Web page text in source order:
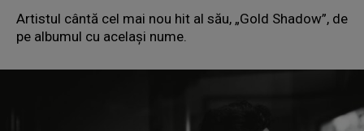
Artistul cântă cel mai nou hit al său, „Gold Shadow”, de
pe albumul cu același nume.